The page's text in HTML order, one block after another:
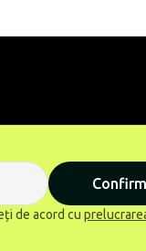
de acord cu